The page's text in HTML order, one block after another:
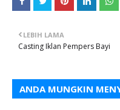
LEBIH LAMA
Casting Iklan Pempers Bayi
ANDA MUNGKIN